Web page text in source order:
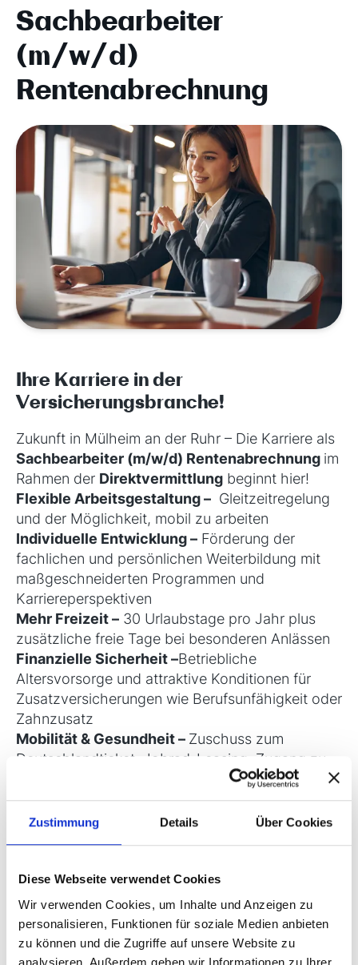
Zustimmung Details Über Cookies
Diese Webseite verwendet Cookies
Wir verwenden Cookies, um Inhalte und Anzeigen zu
personalisieren, Funktionen für soziale Medien anbieten
zu können und die Zugriffe auf unsere Website zu
analysieren. Außerdem geben wir Informationen zu Ihrer
Sachbearbeiter
(m/w/d)
Rentenabrechnung
Ihre Karriere in der
Versicherungsbranche!
Zukunft in Mülheim an der Ruhr – Die Karriere als
Sachbearbeiter (m/w/d) Rentenabrechnung im
Rahmen der Direktvermittlung beginnt hier!
Flexible Arbeitsgestaltung– Gleitzeitregelung
und der Möglichkeit, mobil zu arbeiten
Individuelle Entwicklung– Förderung der
fachlichen und persönlichen Weiterbildung mit
maßgeschneiderten Programmen und
Karriereperspektiven
Mehr Freizeit– 30 Urlaubstage pro Jahr plus
zusätzliche freie Tage bei besonderen Anlässen
Finanzielle Sicherheit–Betriebliche
Altersvorsorge und attraktive Konditionen für
Zusatzversicherungen wie Berufsunfähigkeit oder
Zahnzusatz
Mobilität & Gesundheit– Zuschuss zum
Deutschlandticket, Jobrad-Leasing, Zugang zu
Fitness- und Gesundheitsangeboten sowie
weiteren exklusiven Vergünstigungen
Rentenabrechnung übernehmen Sie die
eigenständige Verantwortung für die
Rentenabrechnung unter Einsatz des Programms